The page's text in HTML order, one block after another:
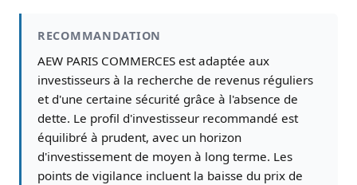
RECOMMANDATION
AEW PARIS COMMERCES est adaptée aux
investisseurs à la recherche de revenus réguliers
et d'une certaine sécurité grâce à l'absence de
dette. Le profil d'investisseur recommandé est
équilibré à prudent, avec un horizon
d'investissement de moyen à long terme. Les
points de vigilance incluent la baisse du prix de